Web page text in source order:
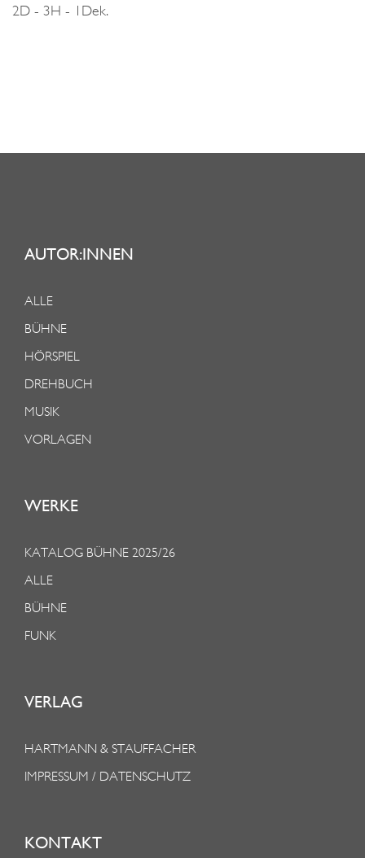
2D - 3H - 1Dek.
AUTOR:INNEN
ALLE
BÜHNE
HÖRSPIEL
DREHBUCH
MUSIK
VORLAGEN
WERKE
KATALOG BÜHNE 2025/26
ALLE
BÜHNE
FUNK
VERLAG
HARTMANN & STAUFFACHER
IMPRESSUM / DATENSCHUTZ
KONTAKT